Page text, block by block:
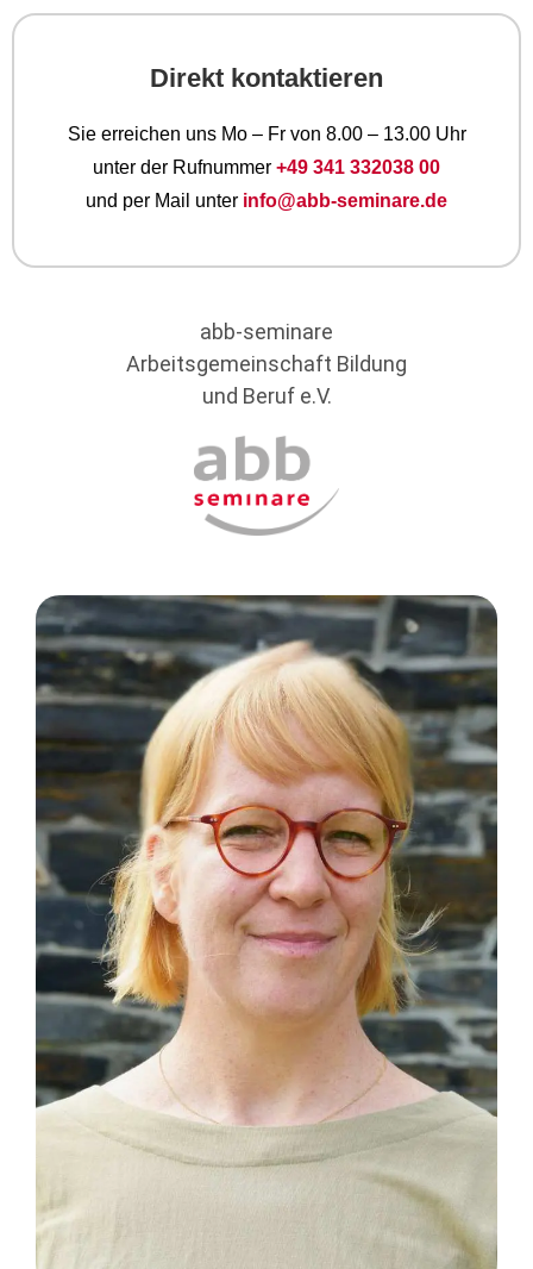
Direkt kontaktieren
Sie erreichen uns Mo – Fr von 8.00 – 13.00 Uhr
unter der Rufnummer +49 341 332038 00
und per Mail unter info@abb-seminare.de
abb-seminare
Arbeitsgemeinschaft Bildung
und Beruf e.V.